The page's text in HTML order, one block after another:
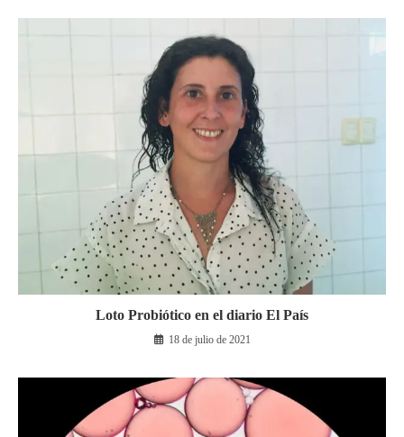
Loto Probiótico en el diario El País
18 de julio de 2021